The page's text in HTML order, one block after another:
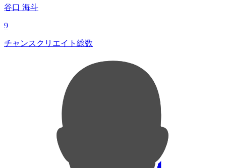
谷口 海斗
9
チャンスクリエイト総数